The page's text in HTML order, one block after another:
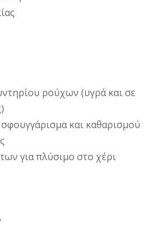
ρούχων (υγρά και σε
και καθαρισμού
για πλύσιμο στο χέρι